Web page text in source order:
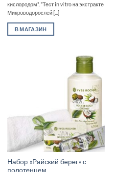
кислородом*. *Тест in vitro на экстракте
Микроводорослей [...]
В МАГАЗИН
Набор «Райский берег» с
полотенцем